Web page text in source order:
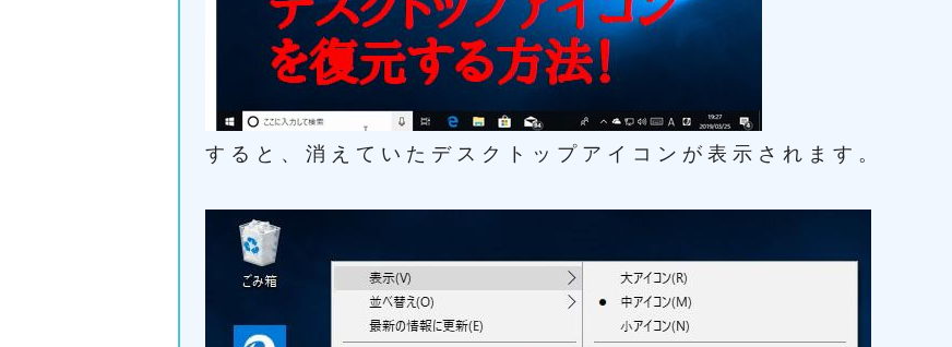
すると、消えていたデスクトップアイコンが表示されます。